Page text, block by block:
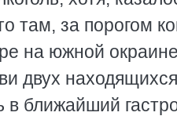
там, за порогом
на южной
двух
ближайший